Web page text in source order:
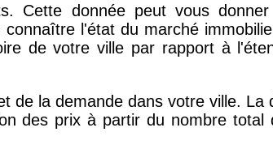
34 € 38 €
14 €
Cette donnée peut vous
l'état du marché
de votre ville par rapport à
de la demande dans votre ville. La
des prix à partir du nombre total